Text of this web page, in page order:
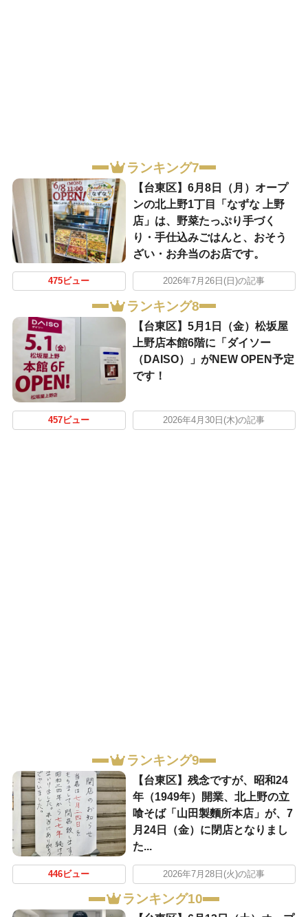
ランキング7
【台東区】6月8日（月）オープ
ンの北上野1丁目「なずな 上野
店」は、野菜たっぷり手づく
り・手仕込みごはんと、おそう
ざい・お弁当のお店です。
475ビュー 2026年7月26日(日)の記事
ランキング8
【台東区】5月1日（金）松坂屋
上野店本館6階に「ダイソー
（DAISO）」がNEW OPEN予定
です！
457ビュー 2026年4月30日(木)の記事
ランキング9
【台東区】残念ですが、昭和24
年（1949年）開業、北上野の立
喰そば「山田製麵所本店」が、7
月24日（金）に閉店となりまし
た...
446ビュー 2026年7月28日(火)の記事
ランキング10